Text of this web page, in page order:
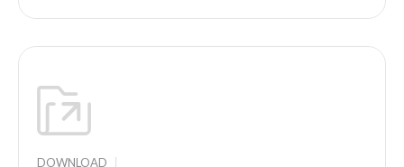
DOWNLOAD